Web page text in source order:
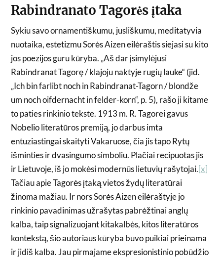
Rabindranato Tagorės įtaka
Sykiu savo ornamentiškumu, jusliškumu, meditatyvia
nuotaika, estetizmu Sorės Aizen eilėraštis siejasi su kito
jos poezijos guru kūryba. „Aš dar įsimylėjusi
Rabindranat Tagorę / klajoju naktyje rugių lauke“ (jid.
„Ich bin farlibt noch in Rabindranat-Tagorn / blondže
um noch oifdernacht in felder-korn“, p. 5), rašo ji kitame
to paties rinkinio tekste. 1913 m. R. Tagorei gavus
Nobelio literatūros premiją, jo darbus imta
entuziastingai skaityti Vakaruose, čia jis tapo Rytų
išminties ir dvasingumo simboliu. Plačiai recipuotas jis
ir Lietuvoje, iš jo mokėsi modernūs lietuvių rašytojai.[x]
Tačiau apie Tagorės įtaką vietos žydų literatūrai
žinoma mažiau. Ir nors Sorės Aizen eilėraštyje jo
rinkinio pavadinimas užrašytas pabrėžtinai anglų
kalba, taip signalizuojant kitakalbės, kitos literatūros
kontekstą, šio autoriaus kūryba buvo puikiai prieinama
ir jidiš kalba. Jau pirmajame ekspresionistinio pobūdžio